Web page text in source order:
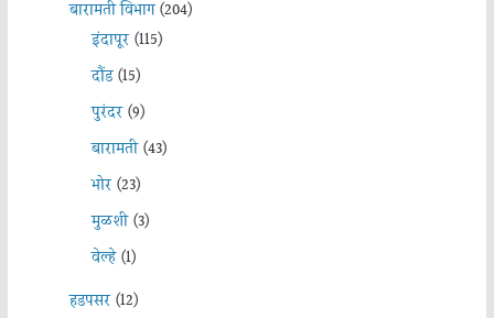
बारामती विभाग(204)
इंदापूर(115)
दौंड(15)
पुरंदर(9)
बारामती(43)
भोर(23)
मुळशी(3)
वेल्हे(1)
हडपसर(12)